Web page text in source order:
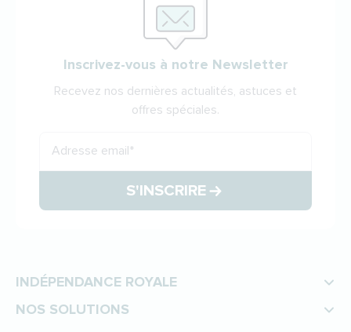
Inscrivez-vous à notre Newsletter
Recevez nos dernières actualités, astuces et
offres spéciales.
Adresse email*
S'INSCRIRE
INDÉPENDANCE ROYALE
NOS SOLUTIONS